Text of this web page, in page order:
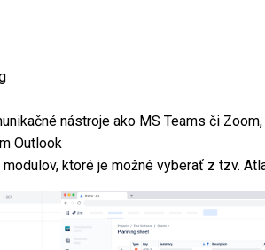
nástroje ako MS Teams či
Outlook
ktoré je možné vyberať z tzv.